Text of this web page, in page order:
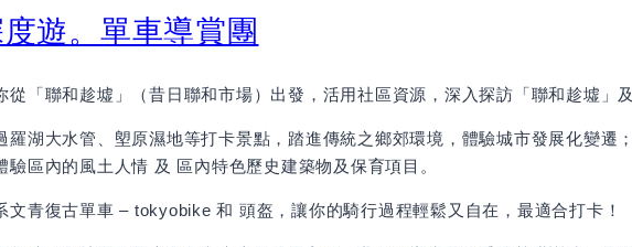
遊。單車導賞團
「聯和趁墟」 （昔日聯和市場） 出發，活用社區資源，深入探訪「聯和趁墟」
羅湖大水管、塱原濕地等打卡景點，踏進傳統之鄉郊環境，體驗城市發展化變遷
區內的風土人情 及 區內特色歷史建築物及保育項目。
青復古單車 – tokyobike 和 頭盔，讓你的騎行過程輕鬆又自在，最適合打卡！